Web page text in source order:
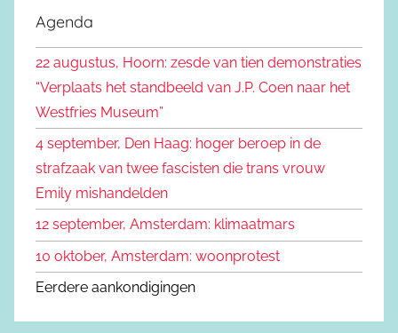
e
n
r
:
e
n
Agenda
22 augustus, Hoorn: zesde van tien demonstraties
“Verplaats het standbeeld van J.P. Coen naar het
Westfries Museum”
4 september, Den Haag: hoger beroep in de
strafzaak van twee fascisten die trans vrouw
Emily mishandelden
12 september, Amsterdam: klimaatmars
10 oktober, Amsterdam: woonprotest
Eerdere aankondigingen